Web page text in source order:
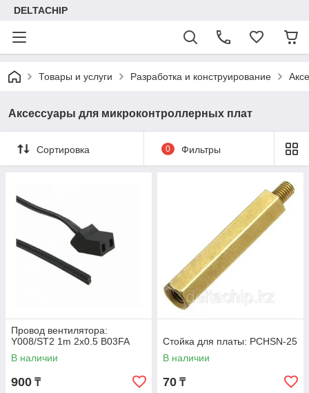
DELTACHIP
Товары и услуги Разработка и конструирование
Аксессуары для микроконтроллерных плат
Сортировка 0 Фильтры
Провод вентилятора:
Y008/ST2 1m 2x0.5 B03FA
В наличии
900 ₸
Стойка для платы: PCHSN-25
В наличии
70 ₸